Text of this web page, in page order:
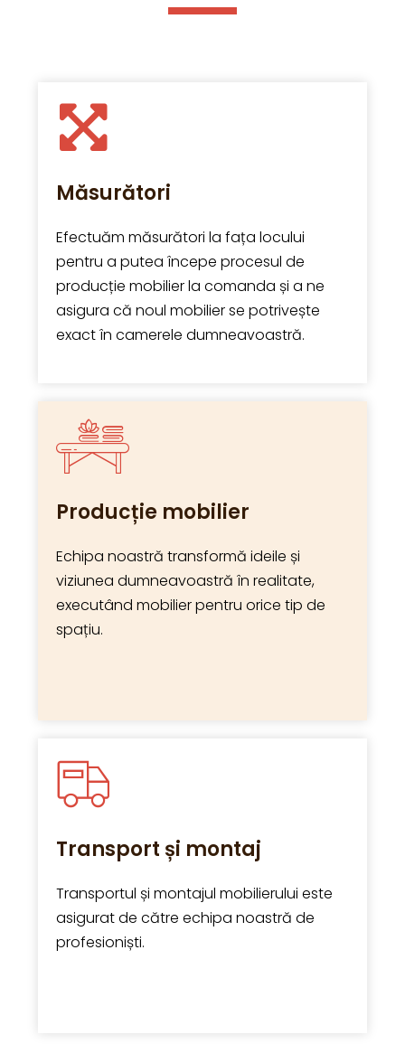
Măsurători
Efectuăm măsurători la fața locului
pentru a putea începe procesul de
producție mobilier la comanda și a ne
asigura că noul mobilier se potrivește
exact în camerele dumneavoastră.
Producție mobilier
Echipa noastră transformă ideile și
viziunea dumneavoastră în realitate,
executând mobilier pentru orice tip de
spațiu.
Transport și montaj
Transportul și montajul mobilierului este
asigurat de către echipa noastră de
profesioniști.